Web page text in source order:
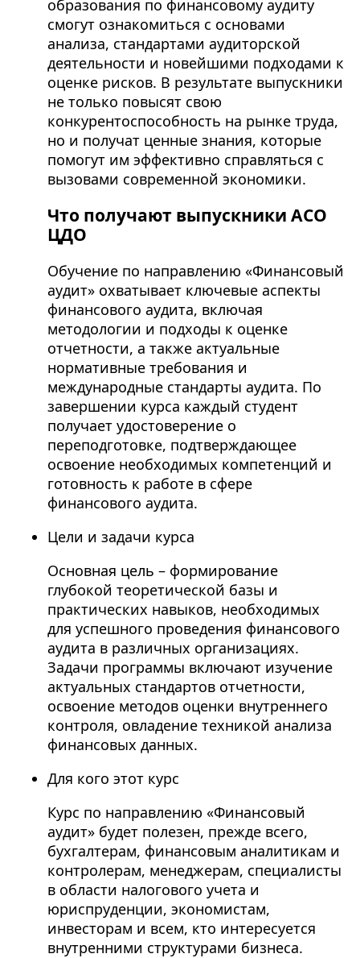
образования по финансовому аудиту
смогут ознакомиться с основами
анализа, стандартами аудиторской
деятельности и новейшими подходами к
оценке рисков. В результате выпускники
не только повысят свою
конкурентоспособность на рынке труда,
но и получат ценные знания, которые
помогут им эффективно справляться с
вызовами современной экономики.
Что получают выпускники АСО
ЦДО
Обучение по направлению «Финансовый
аудит» охватывает ключевые аспекты
финансового аудита, включая
методологии и подходы к оценке
отчетности, а также актуальные
нормативные требования и
международные стандарты аудита. По
завершении курса каждый студент
получает удостоверение о
переподготовке, подтверждающее
освоение необходимых компетенций и
готовность к работе в сфере
финансового аудита.
Цели и задачи курса
Основная цель – формирование
глубокой теоретической базы и
практических навыков, необходимых
для успешного проведения финансового
аудита в различных организациях.
Задачи программы включают изучение
актуальных стандартов отчетности,
освоение методов оценки внутреннего
контроля, овладение техникой анализа
финансовых данных.
Для кого этот курс
Курс по направлению «Финансовый
аудит» будет полезен, прежде всего,
бухгалтерам, финансовым аналитикам и
контролерам, менеджерам, специалисты
в области налогового учета и
юриспруденции, экономистам,
инвесторам и всем, кто интересуется
внутренними структурами бизнеса.